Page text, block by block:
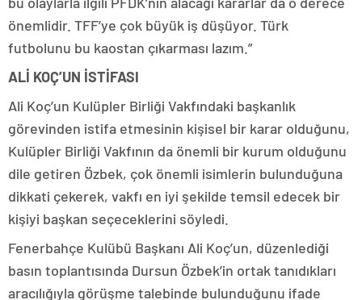
önemlidir. TFF’ye çok büyük iş düşüyor. Türk
futbolunu bu kaostan çıkarması lazım.”
ALİ KOÇ’UN İSTİFASI
Ali Koç’un Kulüpler Birliği Vakfındaki başkanlık
görevinden istifa etmesinin kişisel bir karar olduğunu,
Kulüpler Birliği Vakfının da önemli bir kurum olduğunu
dile getiren Özbek, çok önemli isimlerin bulunduğuna
dikkati çekerek, vakfı en iyi şekilde temsil edecek bir
kişiyi başkan seçeceklerini söyledi.
Fenerbahçe Kulübü Başkanı Ali Koç’un, düzenlediği
basın toplantısında Dursun Özbek’in ortak tanıdıkları
aracılığıyla görüşme talebinde bulunduğunu ifade